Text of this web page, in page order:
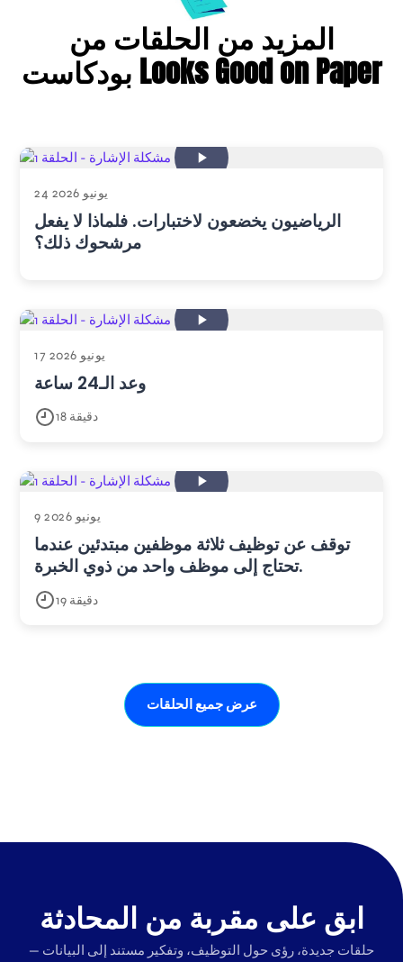
المزيد من الحلقات من
بودكاست Looks Good on Paper
24 يونيو 2026
الرياضيون يخضعون لاختبارات. فلماذا لا يفعل
مرشحوك ذلك؟
17 يونيو 2026
وعد الـ24 ساعة
18 دقيقة
9 يونيو 2026
توقف عن توظيف ثلاثة موظفين مبتدئين عندما
تحتاج إلى موظف واحد من ذوي الخبرة.
19 دقيقة
عرض جميع الحلقات
ابق على مقربة من المحادثة
حلقات جديدة، رؤى حول التوظيف، وتفكير مستند إلى البيانات —